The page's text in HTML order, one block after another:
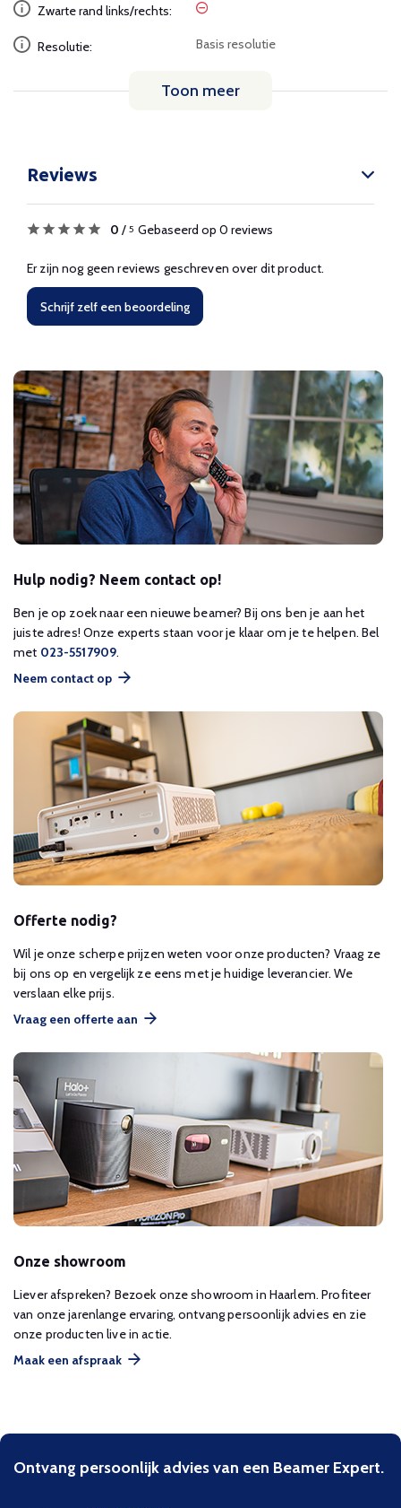
Zwarte rand links/rechts:
Resolutie: Basis resolutie
Toon meer
Reviews
0 / 5 Gebaseerd op 0 reviews
Er zijn nog geen reviews geschreven over dit product.
Schrijf zelf een beoordeling
Hulp nodig? Neem contact op!
Ben je op zoek naar een nieuwe beamer? Bij ons ben je aan het
juiste adres! Onze experts staan voor je klaar om je te helpen. Bel
met 023-5517909.
Neem contact op
Offerte nodig?
Wil je onze scherpe prijzen weten voor onze producten? Vraag ze
bij ons op en vergelijk ze eens met je huidige leverancier. We
verslaan elke prijs.
Vraag een offerte aan
Onze showroom
Liever afspreken? Bezoek onze showroom in Haarlem. Profiteer
van onze jarenlange ervaring, ontvang persoonlijk advies en zie
onze producten live in actie.
Maak een afspraak
Ontvang persoonlijk advies van een Beamer Expert.